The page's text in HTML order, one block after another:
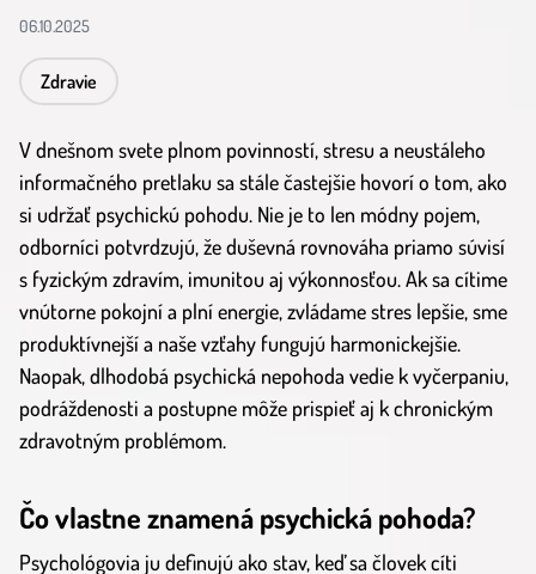
06.10.2025
Zdravie
V dnešnom svete plnom povinností, stresu a neustáleho
informačného pretlaku sa stále častejšie hovorí o tom, ako
si udržať psychickú pohodu. Nie je to len módny pojem,
odborníci potvrdzujú, že duševná rovnováha priamo súvisí
s fyzickým zdravím, imunitou aj výkonnosťou. Ak sa cítime
vnútorne pokojní a plní energie, zvládame stres lepšie, sme
produktívnejší a naše vzťahy fungujú harmonickejšie.
Naopak, dlhodobá psychická nepohoda vedie k vyčerpaniu,
podráždenosti a postupne môže prispieť aj k chronickým
zdravotným problémom.
Čo vlastne znamená psychická pohoda?
Psychológovia ju definujú ako stav, keď sa človek cíti